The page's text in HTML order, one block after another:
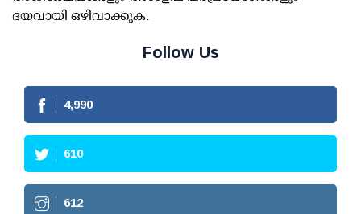
ദയവായി ഒഴിവാക്കുക.
Follow Us
4,990
610
612